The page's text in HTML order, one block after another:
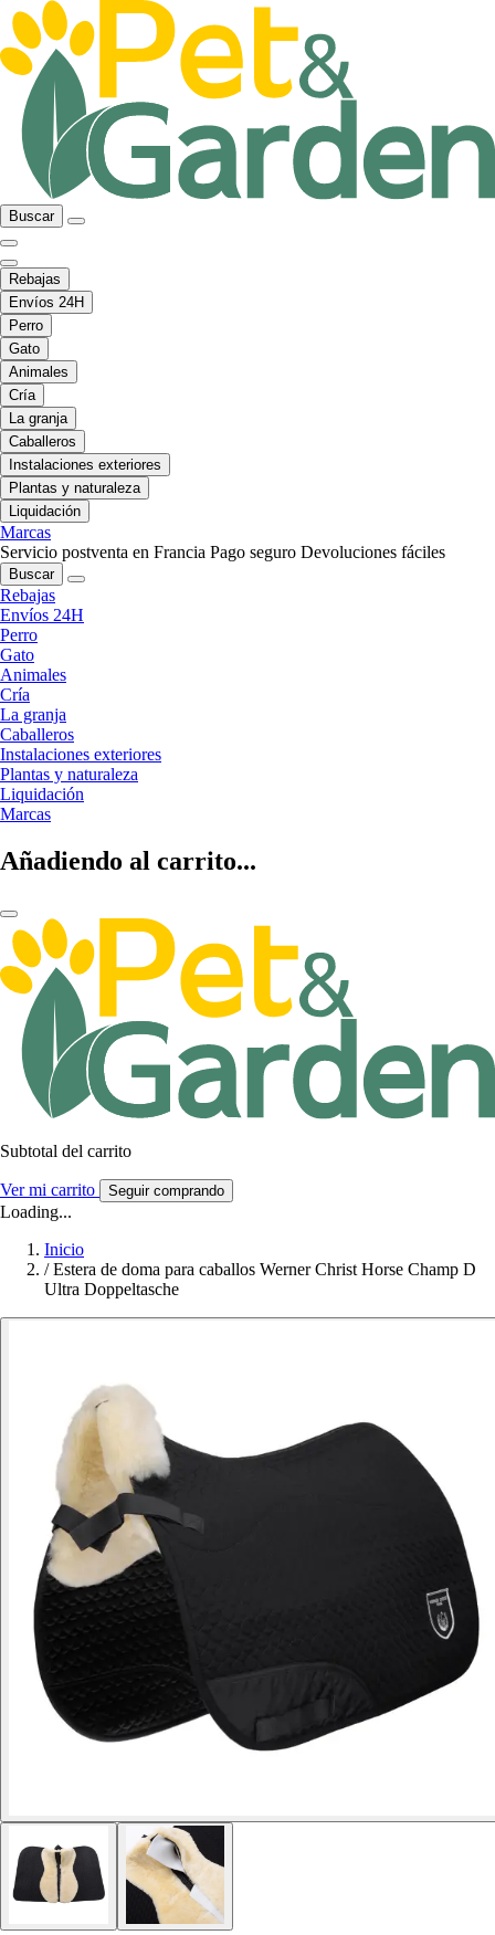
Buscar
Rebajas
Envíos 24H
Perro
Gato
Animales
Cría
La granja
Caballeros
Instalaciones exteriores
Plantas y naturaleza
Liquidación
Marcas
Servicio postventa en Francia Pago seguro Devoluciones fáciles
Buscar
Rebajas
Envíos 24H
Perro
Gato
Animales
Cría
La granja
Caballeros
Instalaciones exteriores
Plantas y naturaleza
Liquidación
Marcas
Añadiendo al carrito...
Subtotal del carrito
Ver mi carrito Seguir comprando
Loading...
Inicio
/ Estera de doma para caballos Werner Christ Horse Champ D
Ultra Doppeltasche